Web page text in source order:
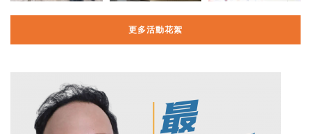
更多活動花絮